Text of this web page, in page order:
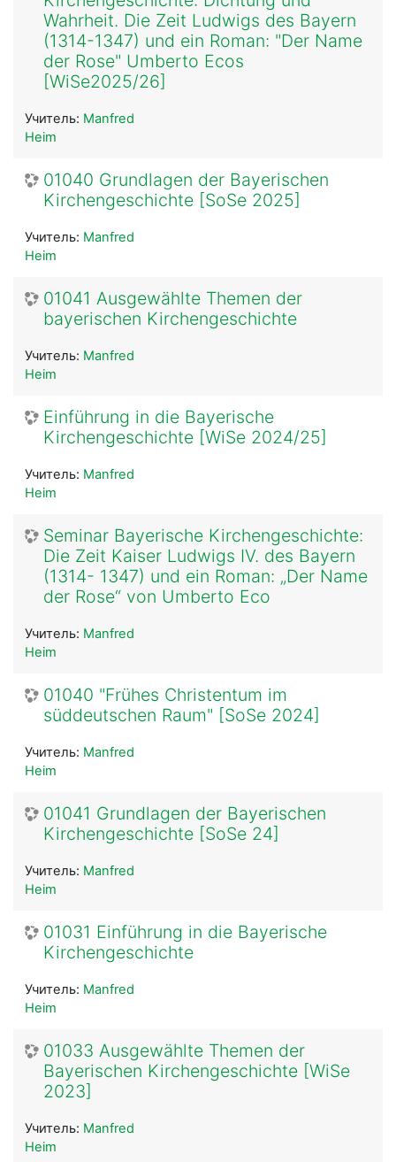
Wahrheit. Die Zeit Ludwigs des Bayern
(1314-1347) und ein Roman: "Der Name
der Rose" Umberto Ecos
[WiSe2025/26]
Учитель: Manfred
Heim
01040 Grundlagen der Bayerischen
Kirchengeschichte [SoSe 2025]
Учитель: Manfred
Heim
01041 Ausgewählte Themen der
bayerischen Kirchengeschichte
Учитель: Manfred
Heim
Einführung in die Bayerische
Kirchengeschichte [WiSe 2024/25]
Учитель: Manfred
Heim
Seminar Bayerische Kirchengeschichte:
Die Zeit Kaiser Ludwigs IV. des Bayern
(1314- 1347) und ein Roman: „Der Name
der Rose“ von Umberto Eco
Учитель: Manfred
Heim
01040 "Frühes Christentum im
süddeutschen Raum" [SoSe 2024]
Учитель: Manfred
Heim
01041 Grundlagen der Bayerischen
Kirchengeschichte [SoSe 24]
Учитель: Manfred
Heim
01031 Einführung in die Bayerische
Kirchengeschichte
Учитель: Manfred
Heim
01033 Ausgewählte Themen der
Bayerischen Kirchengeschichte [WiSe
2023]
Учитель: Manfred
Heim